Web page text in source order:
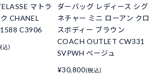
マトラ
CHANEL
C3906
込)
ダーバッグ レディース シグ
ネチャー ミニ ローアン クロ
スボディー ブラウン
COACH OUTLET CW331
SVPWH ベージュ
¥30,800(税込)